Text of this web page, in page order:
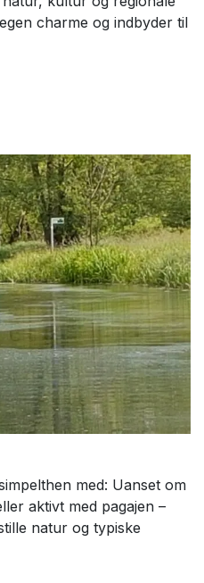
charme og indbyder til
med: Uanset om
aktivt med pagajen –
natur og typiske